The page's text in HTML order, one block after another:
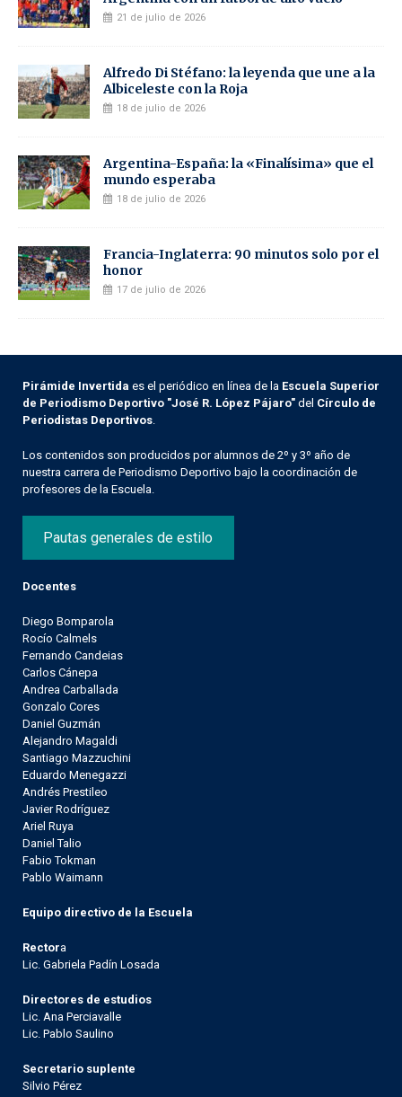
21 de julio de 2026
Alfredo Di Stéfano: la leyenda que une a la
Albiceleste con la Roja
18 de julio de 2026
Argentina-España: la «Finalísima» que el
mundo esperaba
18 de julio de 2026
Francia-Inglaterra: 90 minutos solo por el
honor
17 de julio de 2026
Pirámide Invertida es el periódico en línea de la Escuela Superior
de Periodismo Deportivo "José R. López Pájaro" del Círculo de
Periodistas Deportivos
Los contenidos son producidos por alumnos de 2º y 3º año de
nuestra carrera de Periodismo Deportivo bajo la coordinación de
profesores de la Escuela.
Pautas generales de estilo
Docentes
Diego Bomparola
Rocío Calmels
Fernando Candeias
Carlos Cánepa
Andrea Carballada
Gonzalo Cores
Daniel Guzmán
Alejandro Magaldi
Santiago Mazzuchini
Eduardo Menegazzi
Andrés Prestileo
Javier Rodríguez
Ariel Ruya
Daniel Talio
Fabio Tokman
Pablo Waimann
Equipo directivo de la Escuela
Rectora
Lic. Gabriela Padín Losada
Directores de estudios
Lic. Ana Perciavalle
Lic. Pablo Saulino
Secretario suplente
Silvio Pérez